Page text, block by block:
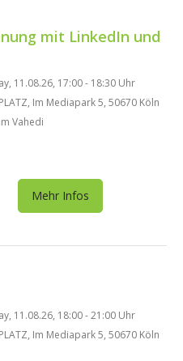
mit LinkedIn und
11.08.26, 17:00 - 18:30 Uhr
Im Mediapark 5, 50670 Köln
Vahedi
Mehr Infos
11.08.26, 18:00 - 21:00 Uhr
Im Mediapark 5, 50670 Köln